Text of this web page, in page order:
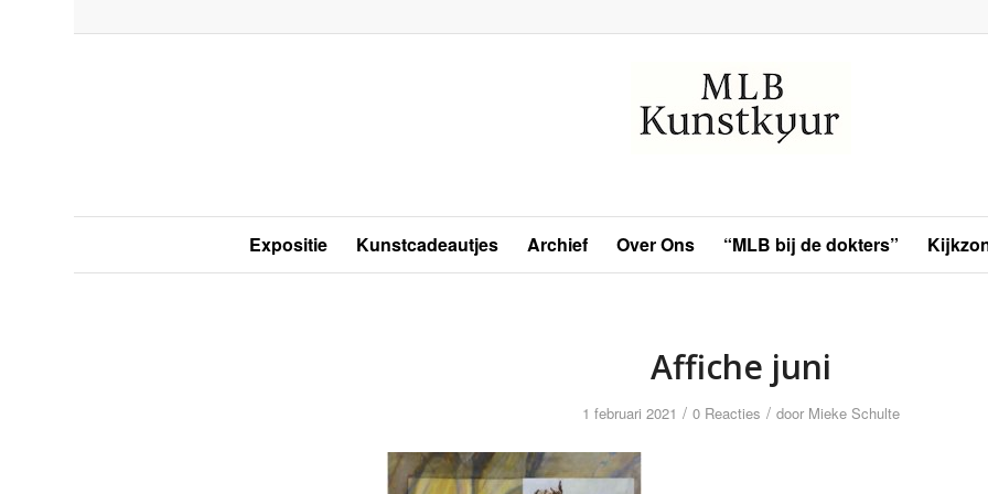
Expositie Kunstcadeautjes Archief Over Ons “MLB bij de dokters”
Affiche juni
1 februari 2021 / 0 Reacties / door Mieke Schulte